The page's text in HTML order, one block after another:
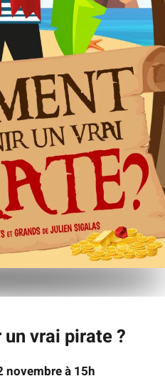
vrai pirate ?
novembre à 15h